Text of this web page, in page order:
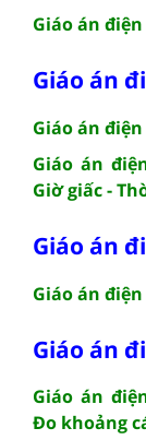
Giáo án
Giáo án
Giáo án
Giáo án
Giờ giấc -
Giáo án
Giáo án
Giáo án
Giáo án
Đo khoảng